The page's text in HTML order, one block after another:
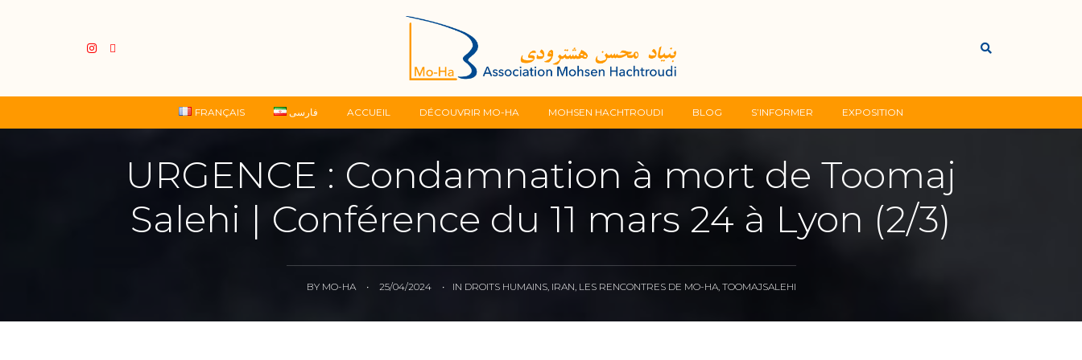
Skip
content
FRANÇAIS فارسی ACCUEIL DÉCOUVRIR MO-HA MOHSEN HACHTROUDI BLOG S’INFORMER EXPOSITION
URGENCE : Condamnation à mort de Toomaj
Salehi | Conférence du 11 mars 24 à Lyon (2/3)
BY MO-HA • 25/04/2024 • IN DROITS HUMAINS, IRAN, LES RENCONTRES DE MO-HA, TOOMAJSALEHI